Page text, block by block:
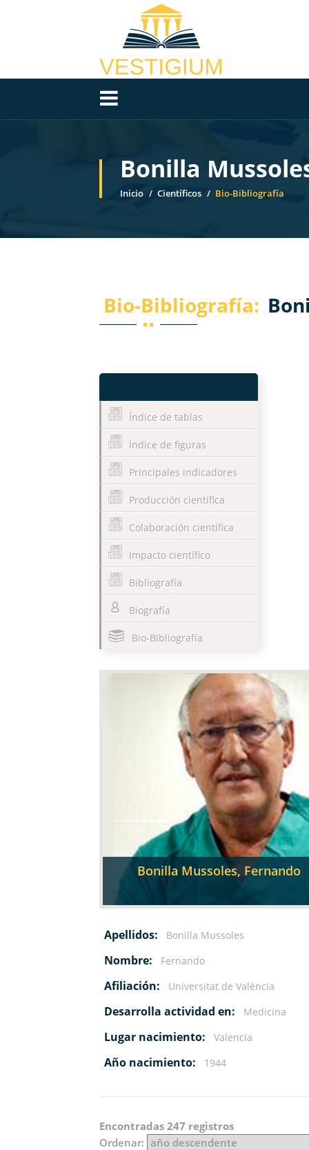
Bonilla
Inicio Científicos Bio-Bibliografía
Bio-Bibliografía:
Índice de tablas
Índice de figuras
Principales indicadores
Producción científica
Colaboración científica
Impacto científico
Bibliografía
Biografía
Bio-Bibliografía
Bonilla Mussoles, Fernando
Apellidos: Bonilla Mussoles
Nombre: Fernando
Afiliación: Universitat de València
Desarrolla actividad en: Medicina
Lugar nacimiento: Valencia
Año nacimiento: 1944
Encontradas 247 registros
Ordenar: